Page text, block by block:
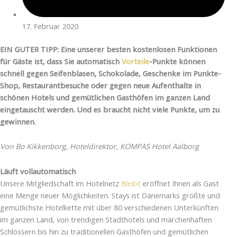
17. Februar 2020
EIN GUTER TIPP: Eine unserer besten kostenlosen Funktionen
für Gäste ist, dass Sie automatisch Vorteile-Punkte können
schnell gegen Seifenblasen, Schokolade, Geschenke im Punkte-
Shop, Restaurantbesuche oder gegen neue Aufenthalte in
schönen Hotels und gemütlichen Gasthöfen im ganzen Land
eingetauscht werden. Und es braucht nicht viele Punkte, um zu
gewinnen.
Von Bo Kikkenborg, Hoteldirektor, KOMPAS Hotel Aalborg
Läuft vollautomatisch
Unsere Mitgliedschaft im Hotelnetz Bleibt eröffnet Ihnen als Gast
eine Menge neuer Möglichkeiten. Stays ist Dänemarks größte und
gemütlichste Hotelkette mit über 80 verschiedenen Unterkünften
im ganzen Land, von trendigen Stadthotels und märchenhaften
Schlössern bis hin zu traditionellen Gasthöfen und gemütlichen